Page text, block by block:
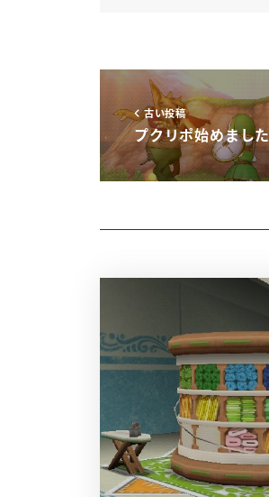
古い投稿
プクリポ始めました